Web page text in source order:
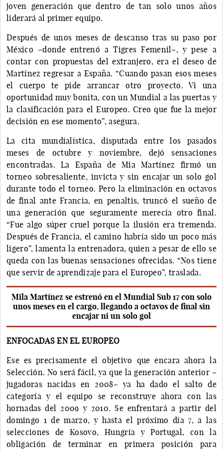
joven generación que dentro de tan solo unos años
liderará al primer equipo.
Después de unos meses de descanso tras su paso por
México –donde entrenó a Tigres Femenil–, y pese a
contar con propuestas del extranjero, era el deseo de
Martínez regresar a España. “Cuando pasan esos meses
el cuerpo te pide arrancar otro proyecto. Vi una
oportunidad muy bonita, con un Mundial a las puertas y
la clasificación para el Europeo. Creo que fue la mejor
decisión en ese momento”, asegura.
La cita mundialística, disputada entre los pasados
meses de octubre y noviembre, dejó sensaciones
encontradas. La España de Mia Martínez firmó un
torneo sobresaliente, invicta y sin encajar un solo gol
durante todo el torneo. Pero la eliminación en octavos
de final ante Francia, en penaltis, truncó el sueño de
una generación que seguramente merecía otro final.
“Fue algo súper cruel porque la ilusión era tremenda.
Después de Francia, el camino habría sido un poco más
ligero”, lamenta la entrenadora, quien a pesar de ello se
queda con las buenas sensaciones ofrecidas. “Nos tiene
que servir de aprendizaje para el Europeo”, traslada.
Mila Martínez se estrenó en el Mundial Sub 17 con solo
unos meses en el cargo, llegando a octavos de final sin
encajar ni un solo gol
ENFOCADAS EN EL EUROPEO
Ese es precisamente el objetivo que encara ahora la
Selección. No será fácil, ya que la generación anterior –
jugadoras nacidas en 2008– ya ha dado el salto de
categoría y el equipo se reconstruye ahora con las
hornadas del 2009 y 2010. Se enfrentará a partir del
domingo 1 de marzo, y hasta el próximo día 7, a las
selecciones de Kosovo, Hungría y Portugal, con la
obligación de terminar en primera posición para